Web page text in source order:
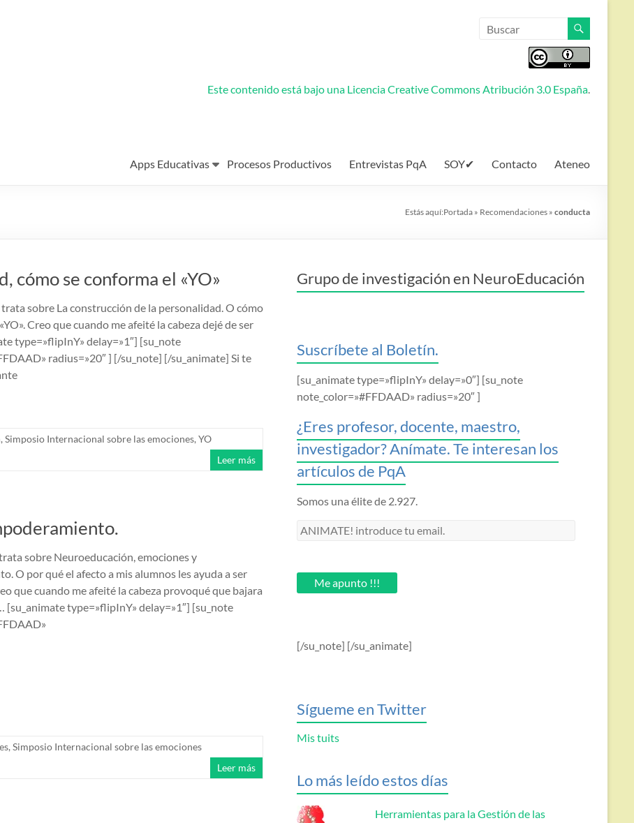
Este contenido está bajo una Licencia Creative Commons Atribución 3.0 España.
Apps Educativas Procesos Productivos Entrevistas PqA SOY✔ Contacto Ateneo
Estás aquí:Portada » Recomendaciones » conducta
cómo se conforma el «YO»
sobre La construcción de la personalidad. O cómo
Creo que cuando me afeité la cabeza dejé de ser
type=»flipInY» delay=»1″] [su_note
radius=»20″ ] [/su_note] [/su_animate] Si te
, Simposio Internacional sobre las emociones, YO
Leer más
sobre Neuroeducación, emociones y
O por qué el afecto a mis alumnos les ayuda a ser
que cuando me afeité la cabeza provoqué que bajara
[su_animate type=»flipInY» delay=»1″] [su_note
, Simposio Internacional sobre las emociones
Leer más
Grupo de investigación en NeuroEducación
Suscríbete al Boletín.
[su_animate type=»flipInY» delay=»0″] [su_note
note_color=»#FFDAAD» radius=»20″ ]
¿Eres profesor, docente, maestro,
investigador? Anímate. Te interesan los
artículos de PqA
Somos una élite de 2.927.
ANIMATE!
email.Me apunto !!!
[/su_note] [/su_animate]
Sígueme en Twitter
Mis tuits
Lo más leído estos días
Herramientas para la Gestión de las